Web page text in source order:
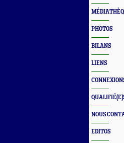
PHOTOS
BILANS
LIENS
NOUS
EDITOS